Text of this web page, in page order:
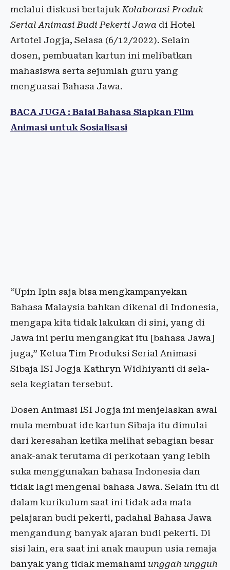
melalui diskusi bertajukKolaborasi Produk
Serial Animasi Budi Pekerti Jawa di Hotel
Artotel Jogja, Selasa (6/12/2022). Selain
dosen, pembuatan kartun ini melibatkan
mahasiswa serta sejumlah guru yang
menguasai Bahasa Jawa.
BACA JUGA : Balai Bahasa Siapkan Film
Animasi untuk Sosialisasi
“Upin Ipin saja bisa mengkampanyekan
Bahasa Malaysia bahkan dikenal di Indonesia,
mengapa kita tidak lakukan di sini, yang di
Jawa ini perlu mengangkat itu [bahasa Jawa]
juga,” Ketua Tim Produksi Serial Animasi
Sibaja ISI Jogja Kathryn Widhiyanti di sela-
sela kegiatan tersebut.
Dosen Animasi ISI Jogja ini menjelaskan awal
mula membuat ide kartun Sibaja itu dimulai
dari keresahan ketika melihat sebagian besar
anak-anak terutama di perkotaan yang lebih
suka menggunakan bahasa Indonesia dan
tidak lagi mengenal bahasa Jawa. Selain itu di
dalam kurikulum saat ini tidak ada mata
pelajaran budi pekerti, padahal Bahasa Jawa
mengandung banyak ajaran budi pekerti. Di
sisi lain, era saat ini anak maupun usia remaja
banyak yang tidak memahami unggah ungguh